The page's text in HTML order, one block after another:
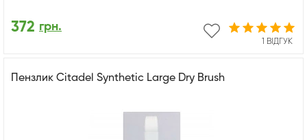
1 ВІДГУК
372 грн.
Пензлик Citadel Synthetic Large Dry Brush